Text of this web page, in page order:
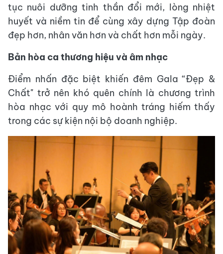
tục nuôi dưỡng tinh thần đổi mới, lòng nhiệt
huyết và niềm tin để cùng xây dựng Tập đoàn
đẹp hơn, nhân văn hơn và chất hơn mỗi ngày.
Bản hòa ca thương hiệu và âm nhạc
Điểm nhấn đặc biệt khiến đêm Gala “Đẹp &
Chất" trở nên khó quên chính là chương trình
hòa nhạc với quy mô hoành tráng hiếm thấy
trong các sự kiện nội bộ doanh nghiệp.